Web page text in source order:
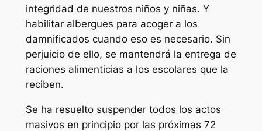
integridad de nuestros niños y niñas. Y
habilitar albergues para acoger a los
damnificados cuando eso es necesario. Sin
perjuicio de ello, se mantendrá la entrega de
raciones alimenticias a los escolares que la
reciben.
Se ha resuelto suspender todos los actos
masivos en principio por las próximas 72